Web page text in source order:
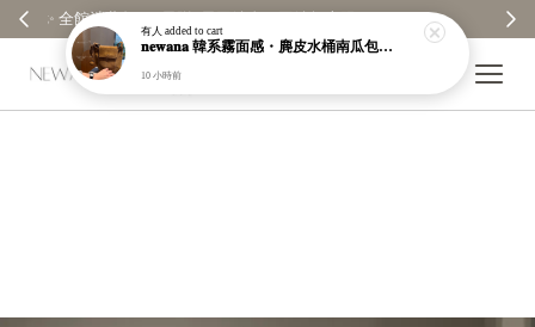
有人 added to cart
𝐧𝐞𝐰𝐚𝐧𝐚 韓系霧面感・麂皮水桶南瓜包｜通勤日常包｜高級皮革｜現貨＋預購【nk62】
10 小時前